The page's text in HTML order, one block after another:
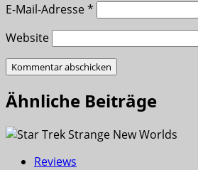
E-Mail-Adresse*
Website
Ähnliche Beiträge
Reviews